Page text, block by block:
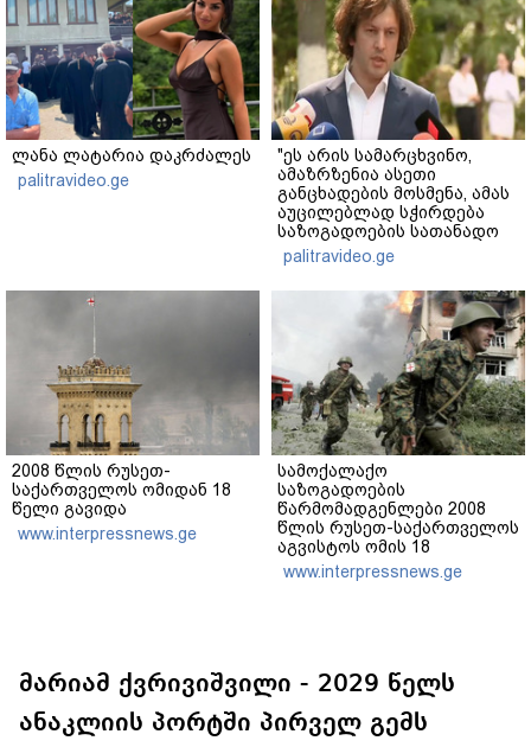
ლანა ლატარია დაკრძალეს
palitravideo.ge
"ეს არის სამარცხვინო,
ამაზრზენია ასეთი
განცხადების მოსმენა, ამას
აუცილებლად სჭირდება
საზოგადოების სათანადო
რეაქცია" - ირაკლი
კობახიძე
palitravideo.ge
2008 წლის რუსეთ-
საქართველოს ომიდან 18
წელი გავიდა
www.interpressnews.ge
სამოქალაქო
საზოგადოების
წარმომადგენლები 2008
წლის რუსეთ-საქართველოს
აგვისტოს ომის 18
წლისთავთან
დაკავშირებით ერთობლივ
www.interpressnews.ge
მარიამ ქვრივიშვილი - 2029 წელს
ანაკლიის პორტში პირველ გემს